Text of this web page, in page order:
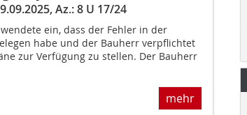
Az.: 8 U 17/24
ein, dass der Fehler in der
habe und der Bauherr verpflichtet
zur Verfügung zu stellen. Der Bauherr
mehr